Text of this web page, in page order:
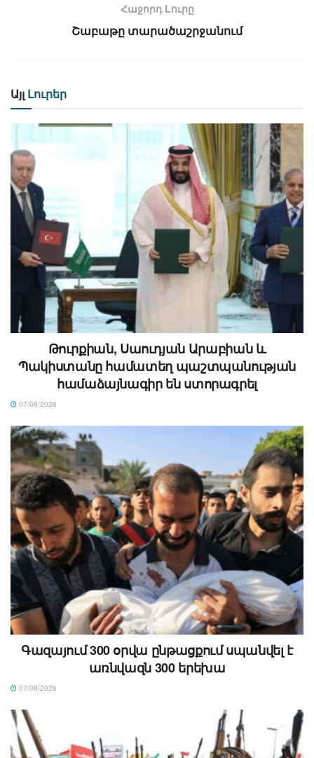
Հաջորդ Lուրը
Շաբաթը տարածաշրջանում
Այլ Լուրեր
Թուրքիան, Սաուդյան Արաբիան և
Պակիստանը համատեղ պաշտպանության
համաձայնագիր են ստորագրել
07/08/2026
Գազայում 300 օրվա ընթացքում սպանվել է
առնվազն 300 երեխա
07/08/2026